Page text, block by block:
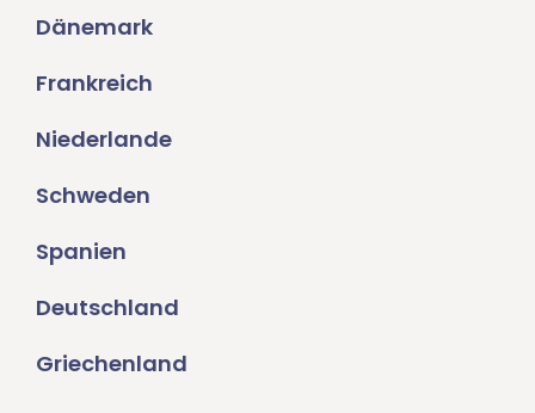
Dänemark
Frankreich
Niederlande
Schweden
Spanien
Deutschland
Griechenland